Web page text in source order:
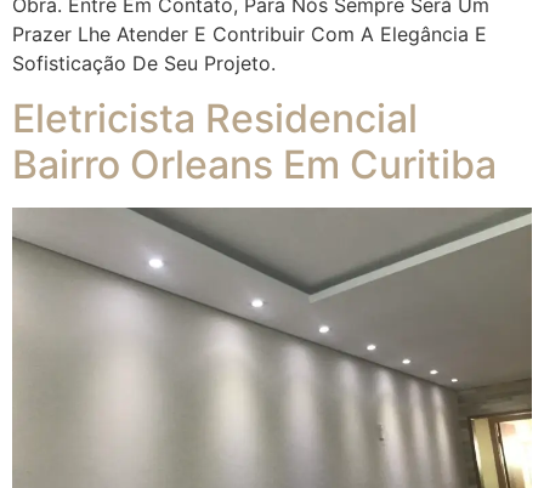
Obra. Entre Em Contato, Para Nós Sempre Será Um
Prazer Lhe Atender E Contribuir Com A Elegância E
Sofisticação De Seu Projeto.
Eletricista Residencial
Bairro Orleans Em Curitiba